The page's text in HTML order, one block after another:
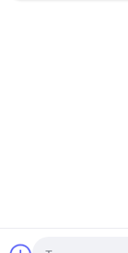
2026 Guangzhou